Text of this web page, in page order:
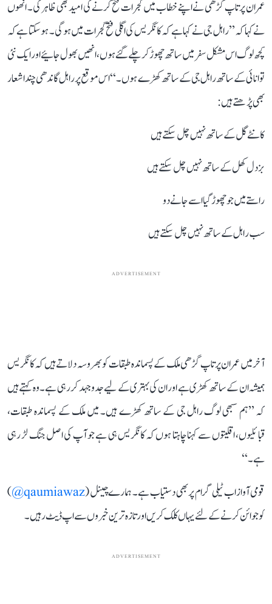
عمران پرتاپ گڑھی نے اپنے خطاب میں گجرات فتح کرنے کی امید بھی ظاہر کی۔ انھوں
نے کہا کہ ’’راہل جی نے کہا ہے کہ کانگریس کی اگلی فتح گجرات میں ہوگی۔ ہو سکتا ہے کہ
کچھ لوگ اس مشکل سفر میں ساتھ چھوڑ کر چلے گئے ہوں، انھیں بھول جائیے اور ایک نئی
توانائی کے ساتھ راہل جی کے ساتھ کھڑے ہوں۔‘‘ اس موقع پر راہل گاندھی چند اشعار
بھی پڑھتے ہیں:
کانٹے گل کے ساتھ نہیں چل سکتے ہیں
بزدل کھل کے ساتھ نہیں چل سکتے ہیں
راستے میں جو چھوڑ گیا اسے جانے دو
سب راہل کے ساتھ نہیں چل سکتے ہیں
ADVERTISEMENT
آخر میں عمران پرتاپ گڑھی ملک کے پسماندہ طبقات کو بھروسہ دلاتے ہیں کہ کانگریس
ہمیشہ ان کے ساتھ کھڑی ہے اور ان کی بہتری کے لیے جدوجہد کر رہی ہے۔ وہ کہتے ہیں
کہ ’’ہم سبھی لوگ راہل جی کے ساتھ کھڑے ہیں۔ میں ملک کے پسماندہ طبقات،
قبائلیوں، اقلیتوں سے کہنا چاہتا ہوں کہ کانگریس ہی ہے جو آپ کی اصل جنگ لڑ رہی
ہے۔‘‘
قومی آواز اب ٹیلی گرام پر بھی دستیاب ہے۔ ہمارے چینل (qaumiawaz@
)
کو جوائن کرنے کے لئے یہاں کلک کریں اور تازہ ترین خبروں سے اپ ڈیٹ رہیں۔
ADVERTISEMENT